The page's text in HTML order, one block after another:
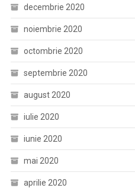
decembrie 2020
noiembrie 2020
octombrie 2020
septembrie 2020
august 2020
iulie 2020
iunie 2020
mai 2020
aprilie 2020